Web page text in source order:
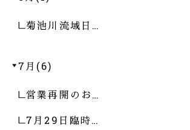
菊池川流域日…
7月(6)
営業再開のお…
7月29日臨時…